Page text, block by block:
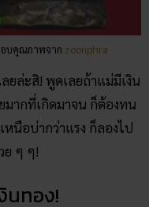
บคุณภาพจาก zoonphra
ยล่ะสิ! พูดเลยถ้าแม่มีเงิน
หนือบ่ากว่าแรง ก็ลองไป
ย ๆ ๆ!
ทอง!
วัฒน์ หลวงปู่บุญ คือ สุด